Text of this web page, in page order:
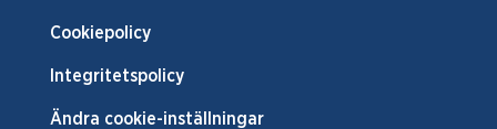
Cookiepolicy
Integritetspolicy
Ändra cookie-inställningar